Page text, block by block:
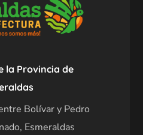
la Provincia de
Bolívar y Pedro
Esmeraldas